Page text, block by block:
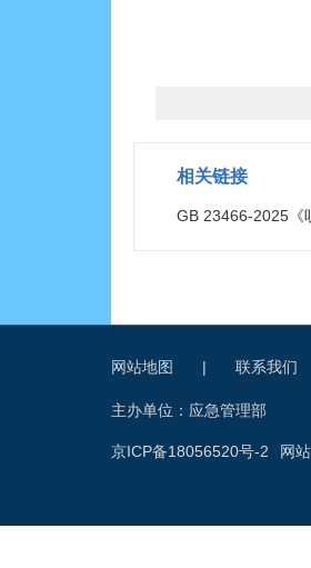
相关链接
GB 23466-2025《
网站地图 | 联系我们
主办单位：应急管理部
网
京ICP备18056520号-2